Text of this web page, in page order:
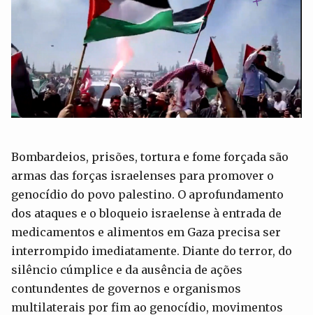
Bombardeios, prisões, tortura e fome forçada são
armas das forças israelenses para promover o
genocídio do povo palestino. O aprofundamento
dos ataques e o bloqueio israelense à entrada de
medicamentos e alimentos em Gaza precisa ser
interrompido imediatamente. Diante do terror, do
silêncio cúmplice e da ausência de ações
contundentes de governos e organismos
multilaterais por fim ao genocídio, movimentos